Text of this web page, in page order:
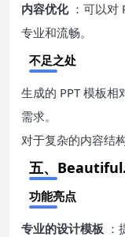
内容优化 ：可以
专业和流畅。
不足之处
生成的 PPT 模板
需求。
对于复杂的内容结
五、
功能亮点
专业的设计模板